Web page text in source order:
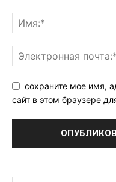
сохраните мое имя,
сайт в этом браузере